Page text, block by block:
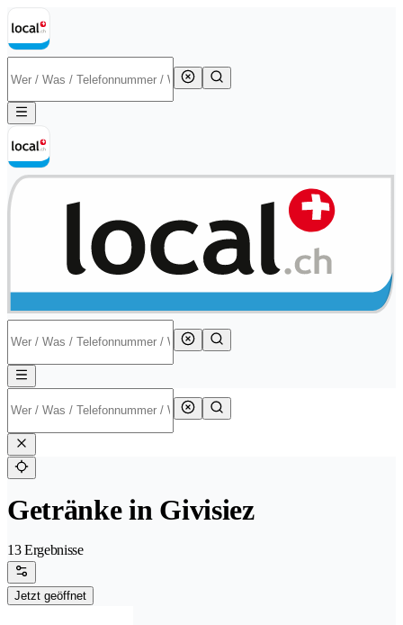
Getränke in Givisiez
13 Ergebnisse
Jetzt geöffnet